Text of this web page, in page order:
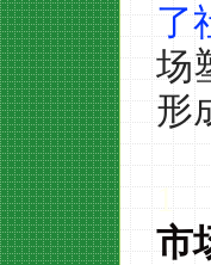
了
场
形
1
市